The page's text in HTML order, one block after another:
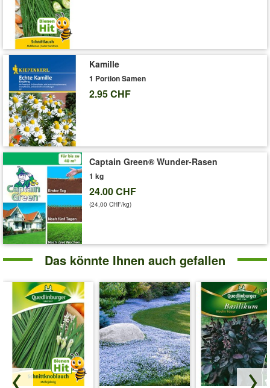
Kamille
1 Portion Samen
2.95 CHF
Captain Green® Wunder-Rasen
1 kg
24.00 CHF
(24,00 CHF/kg)
Das könnte Ihnen auch gefallen